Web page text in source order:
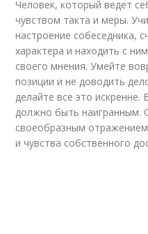
Человек, который ведет
чувством такта и меры.
настроение собеседника,
характера и находить с
своего мнения. Умейте
позиции и не доводить
делайте все это
должно быть наигранным.
своеобразным
и чувства собственного